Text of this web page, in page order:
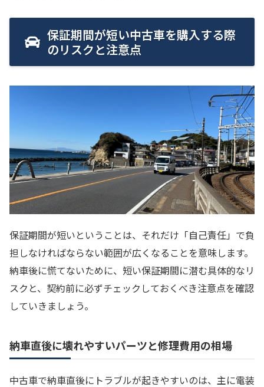
保証期間が短い中古車を購入する際
のリスクと注意点
保証期間が短いということは、それだけ「自己責任」で負
担しなければならない範囲が広くなることを意味します。
納車後に慌てないために、短い保証期間に潜む具体的なリ
スクと、契約前に必ずチェックしておくべき注意点を確認
していきましょう。
納車直後に壊れやすいパーツと修理費用の相場
中古車で納車直後にトラブルが起きやすいのは、主に電装